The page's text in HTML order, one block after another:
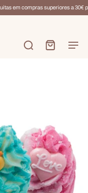
em compras superiores a 30€